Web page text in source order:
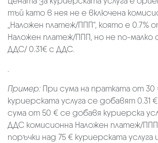
тъй като в нея не е включена
„Наложен платеж/ППП“, която е 0.7%
Наложен платеж/ППП, но не по-малко
ДДС/ 0.31€ с ДДС.
.
Пример: При сума на пратката от 30
куриерската услуга се добавят 0.31
сума от 50 € се добавя куриерска
ДДС комисионна Наложен платеж/
поръчки над 75 € куриерската